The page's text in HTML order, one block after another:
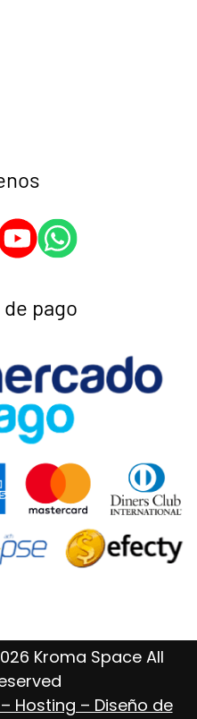
pago
Kroma Space All
Hosting – Diseño de